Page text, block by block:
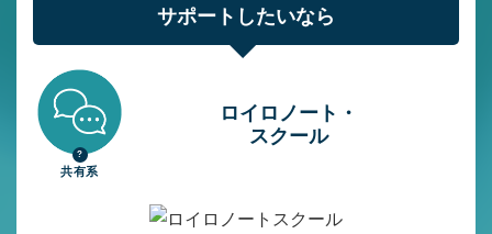
サポートしたいなら
共有系
ロイロノート・
スクール